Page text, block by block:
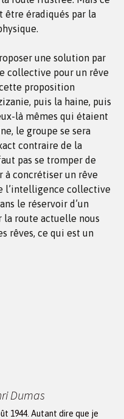
être éradiqués par la
une solution par
collective pour un rêve
proposition
puis la haine, puis
là mêmes qui étaient
le groupe se sera
contraire de la
pas se tromper de
à concrétiser un rêve
l’intelligence collective
le réservoir d’un
la route actuelle nous
rêves, ce qui est un
Dumas
1944. Autant dire que je